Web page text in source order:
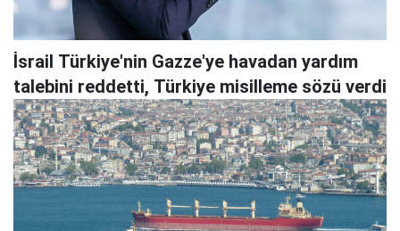
İsrail Türkiye'nin Gazze'ye havadan yardım
talebini reddetti, Türkiye misilleme sözü verdi